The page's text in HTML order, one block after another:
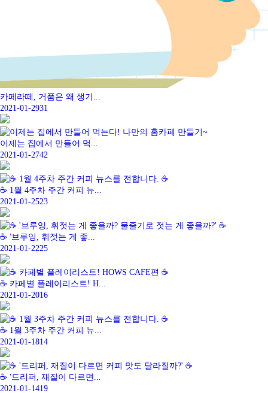
카페라떼, 거품은 왜 생기...
2021-01-2931
이제는 집에서 만들어 먹...
2021-01-2742
☕ 1월 4주차 주간 커피 뉴...
2021-01-2523
☕ '브루잉, 휘젓는 게 좋...
2021-01-2225
☕ 카페별 플레이리스트! H...
2021-01-2016
☕ 1월 3주차 주간 커피 뉴...
2021-01-1814
☕ '드리퍼, 재질이 다르면...
2021-01-1419